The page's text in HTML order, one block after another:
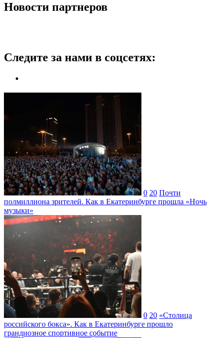
Новости партнеров
Следите за нами в соцсетях:
0 20 Почти
полмиллиона зрителей. Как в Екатеринбурге прошла «Ночь
музыки»
0 20 «Столица
российского бокса». Как в Екатеринбурге прошло
грандиозное спортивное событие